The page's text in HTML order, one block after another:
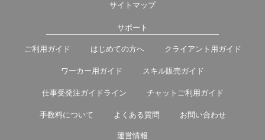
サイトマップ
サポート
ご利用ガイド はじめての方へ クライアント用ガイド
ワーカー用ガイド スキル販売ガイド
仕事受発注ガイドライン チャットご利用ガイド
手数料について よくある質問 お問い合わせ
運営情報